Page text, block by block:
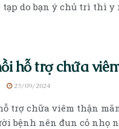
do bạn ý chủ trì thì y
hỗ trợ chữa
23/09/2024
trợ chữa viêm thận
bệnh nên đun cỏ nhọ